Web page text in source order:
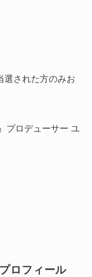
選された方のみお
プロデューサー ユ
ロフィール